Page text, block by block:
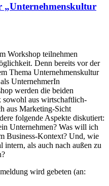
„Unternehmenskultur
Workshop teilnehmen
Denn bereits vor der
Thema Unternehmenskultur
UnternehmerIn
werden die beiden
sowohl aus wirtschaftlich-
aus Marketing-Sicht
folgende Aspekte diskutiert:
Unternehmen? Was will ich
Business-Kontext? Und, wie
als auch nach außen zu
wird gebeten (an: